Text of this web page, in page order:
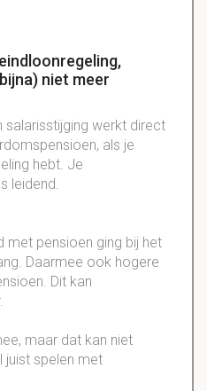
niet meer
salarisstijging werkt direct
als je
hebt. Je
leidend.
met pensioen ging bij het
Daarmee ook hogere
Dit kan
maar dat kan niet
juist spelen met